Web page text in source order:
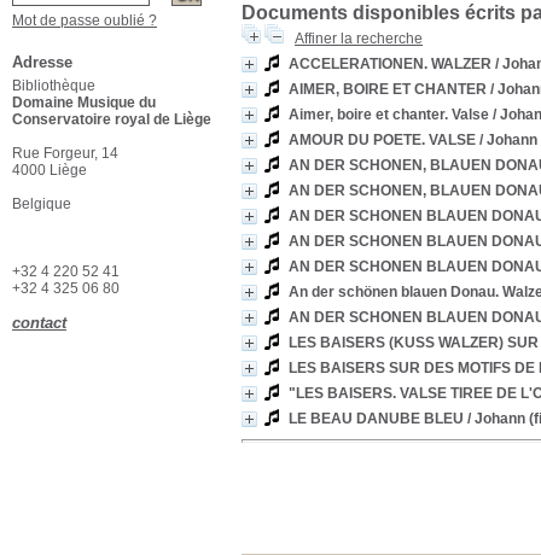
Documents disponibles écrits
Affiner la recherche
ACCELERATIONEN. WALZER /
AIMER, BOIRE ET CHANTER /
Aimer, boire et chanter. Valse /
AMOUR DU POETE. VALSE / Johann
AN DER SCHONEN, BLAUEN
AN DER SCHONEN, BLAUEN
AN DER SCHONEN BLAUEN
AN DER SCHONEN BLAUEN
AN DER SCHONEN BLAUEN
An der schönen blauen Donau.
AN DER SCHONEN BLAUEN
LES BAISERS (KUSS WALZER)
LES BAISERS SUR DES MOTIFS
"LES BAISERS. VALSE TIREE DE
LE BEAU DANUBE BLEU / Johann
Mot de passe oublié ?
Adresse
Bibliothèque
Domaine Musique du
Conservatoire royal de Liège
Rue Forgeur, 14
4000 Liège
Belgique
+32 4 220 52 41
+32 4 325 06 80
contact